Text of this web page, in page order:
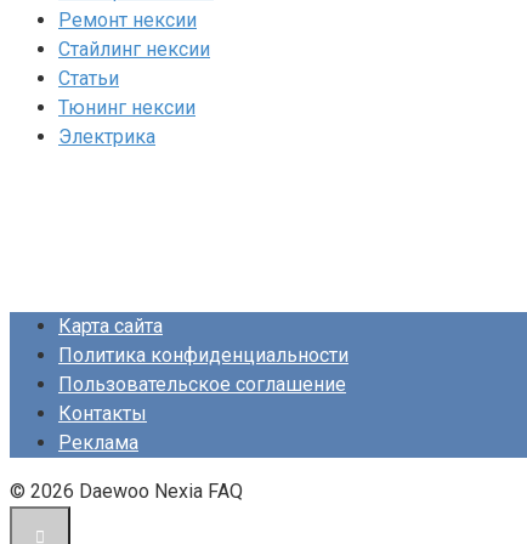
Ремонт нексии
Стайлинг нексии
Статьи
Тюнинг нексии
Электрика
Карта сайта
Политика конфиденциальности
Пользовательское соглашение
Контакты
Реклама
© 2026 Daewoo Nexia FAQ